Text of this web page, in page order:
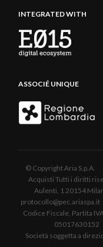
INTEGRATED WITH
ASSOCIÉ UNIQUE
© Copyright Aria S.p.A.
Acquisti Tutti i diritti
Aulenti, 1 20154
Codice Fiscale, Partita
05017630152
Società soggetta a